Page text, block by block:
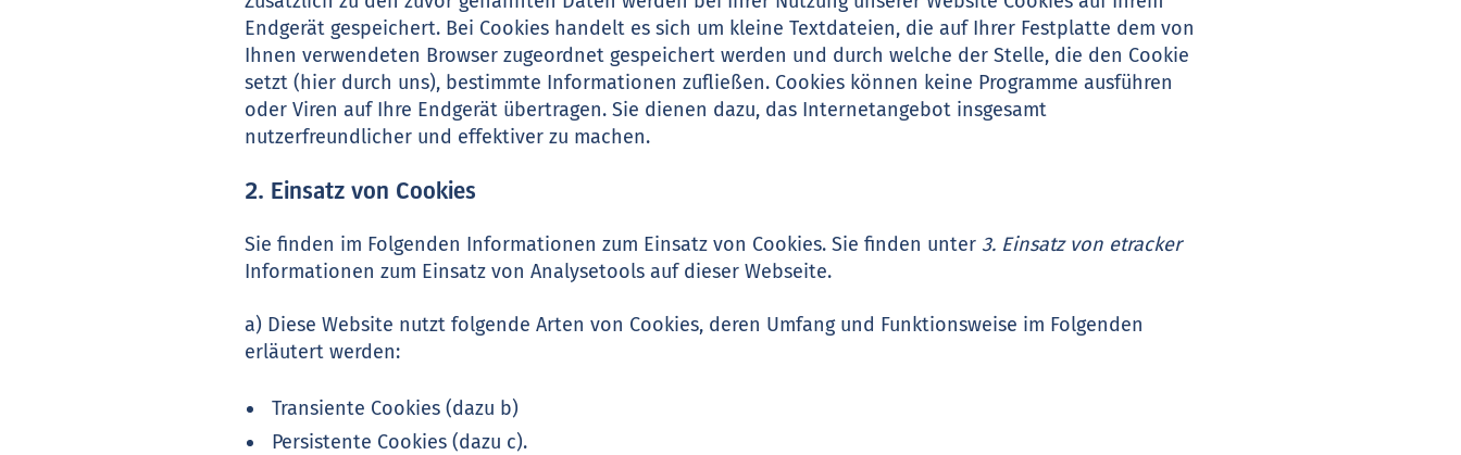
Endgerät gespeichert. Bei Cookies handelt es sich um kleine Textdateien, die auf Ihrer Festplatte dem von
Ihnen verwendeten Browser zugeordnet gespeichert werden und durch welche der Stelle, die den Cookie
setzt (hier durch uns), bestimmte Informationen zufließen. Cookies können keine Programme ausführen
oder Viren auf Ihre Endgerät übertragen. Sie dienen dazu, das Internetangebot insgesamt
nutzerfreundlicher und effektiver zu machen.
2. Einsatz von Cookies
Sie finden im Folgenden Informationen zum Einsatz von Cookies. Sie finden unter3. Einsatz von etracker
Informationen zum Einsatz von Analysetools auf dieser Webseite.
a) Diese Website nutzt folgende Arten von Cookies, deren Umfang und Funktionsweise im Folgenden
erläutert werden:
Transiente Cookies (dazu b)
Persistente Cookies (dazu c).